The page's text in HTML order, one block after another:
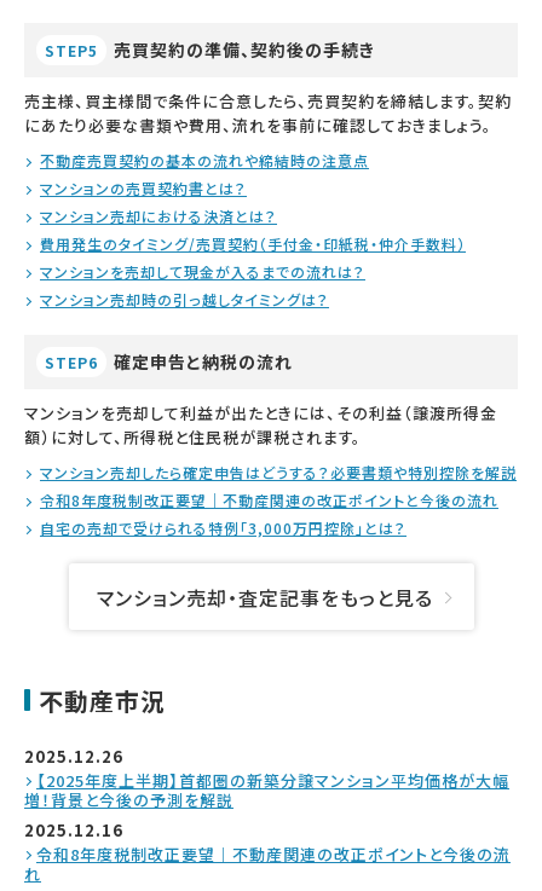
STEP5 売買契約の準備、契約後の手続き
売主様、買主様間で条件に合意したら、売買契約を締結します。契約
にあたり必要な書類や費用、流れを事前に確認しておきましょう。
不動産売買契約の基本の流れや締結時の注意点
マンションの売買契約書とは？
マンション売却における決済とは？
費用発生のタイミング/売買契約（手付金・印紙税・仲介手数料）
マンションを売却して現金が入るまでの流れは？
マンション売却時の引っ越しタイミングは？
STEP6 確定申告と納税の流れ
マンションを売却して利益が出たときには、その利益（譲渡所得金
額）に対して、所得税と住民税が課税されます。
マンション売却したら確定申告はどうする？必要書類や特別控除を解説
令和8年度税制改正要望｜不動産関連の改正ポイントと今後の流れ
自宅の売却で受けられる特例「3,000万円控除」とは？
マンション売却・査定記事をもっと見る
不動産市況
2025.12.26
【2025年度上半期】首都圏の新築分譲マンション平均価格が大幅
増！背景と今後の予測を解説
2025.12.16
令和8年度税制改正要望｜不動産関連の改正ポイントと今後の流
れ